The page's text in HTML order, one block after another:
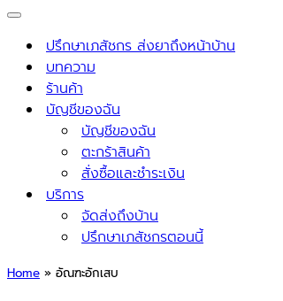
Navigation
Menu ปรึกษาเภสัชกร ส่งยาถึงหน้าบ้าน
บทความ
ร้านค้า
บัญชีของฉัน
บัญชีของฉัน
ตะกร้าสินค้า
สั่งซื้อและชำระเงิน
บริการ
จัดส่งถึงบ้าน
ปรึกษาเภสัชกรตอนนี้
Home » อัณฑะอักเสบ